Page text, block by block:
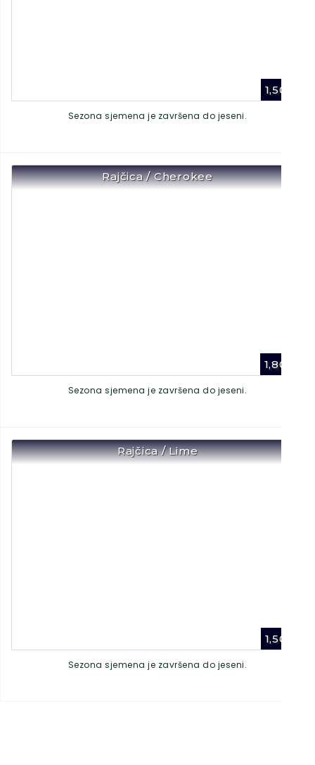
1,50
Sezona sjemena je završena do jeseni.
Rajčica / Cherokee
1,80
Sezona sjemena je završena do jeseni.
Rajčica / Lime
1,50
Sezona sjemena je završena do jeseni.